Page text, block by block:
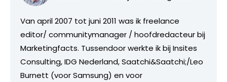
Van april 2007 tot juni 2011 was ik freelance
editor/ communitymanager / hoofdredacteur bij
Marketingfacts. Tussendoor werkte ik bij Insites
Consulting, IDG Nederland, Saatchi&Saatchi;/Leo
Burnett (voor Samsung) en voor